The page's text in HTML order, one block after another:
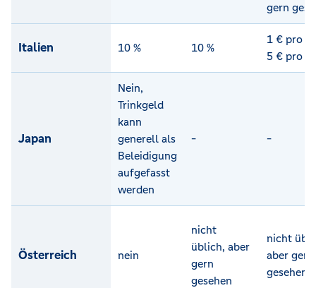
gern
Italien 10 % 10 %
1 € pro
5 € pro
Japan
Nein,
Trinkgeld
kann
generell als
Beleidigung
aufgefasst
werden
- -
Österreich nein
nicht
üblich, aber
gern
gesehen
nicht
aber gern
gesehen